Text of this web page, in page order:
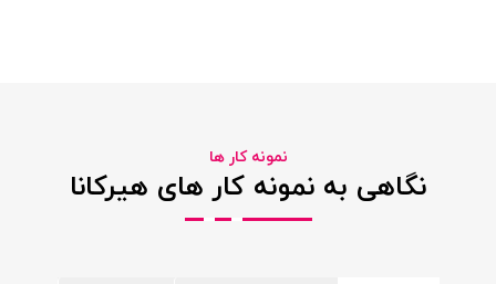
نمونه کار ها
نگاهی به نمونه کار های هیرکانا